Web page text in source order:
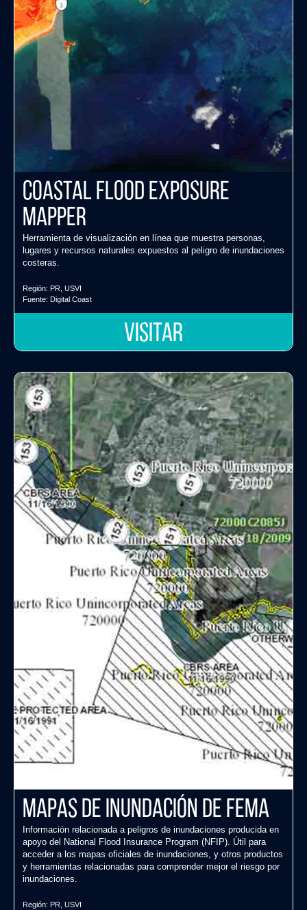
Coastal Flood Exposure
Mapper
Herramienta de visualización en línea que muestra personas,
lugares y recursos naturales expuestos al peligro de inundaciones
costeras.
Región: PR USVI
Fuente: Digital Coast
VISITAR
Mapas de Inundación de FEMA
Información relacionada a peligros de inundaciones producida en
apoyo del National Flood Insurance Program (NFIP). Útil para
acceder a los mapas oficiales de inundaciones, y otros productos
y herramientas relacionadas para comprender mejor el riesgo por
inundaciones.
Región: PR USVI